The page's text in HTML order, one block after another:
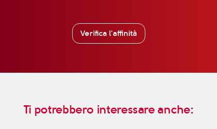
Verifica l'affinità
Ti potrebbero interessare anche: